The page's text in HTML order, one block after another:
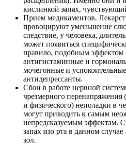
кислинкой запах,
Прием медикаментов.
провоцируют уменьшение
следствие, у человека,
может появиться
правило, подобным эффектом
антигистаминные и
мочегонные и успокоительные
антидепрессанты.
Сбои в работе нервной
чрезмерного перенапряжения
и физического) неполадки в
могут приводить к самым
непредсказуемым эффектам.
запах изо рта в данном
зол.